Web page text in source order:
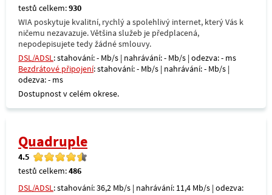
testů celkem:930
WIA poskytuje kvalitní, rychlý a spolehlivý internet, který Vás k
ničemu nezavazuje. Většina služeb je předplacená,
nepodepisujete tedy žádné smlouvy.
DSL/ADSL: stahování: - Mb/s | nahrávání: - Mb/s | odezva: - ms
Bezdrátové připojení: stahování: - Mb/s | nahrávání: - Mb/s |
odezva: - ms
Dostupnost v celém okrese.
Quadruple
4.5
testů celkem:486
DSL/ADSL: stahování: 36,2 Mb/s | nahrávání: 11,4 Mb/s | odezva: